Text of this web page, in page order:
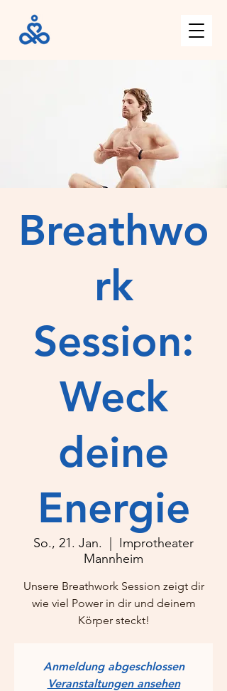
Breathwo
rk
Session:
Weck
deine
Energie
So., 21. Jan.
Improtheater
Mannheim
Unsere Breathwork Session zeigt dir
wie viel Power in dir und deinem
Körper steckt!
Anmeldung abgeschlossen
Veranstaltungen ansehen